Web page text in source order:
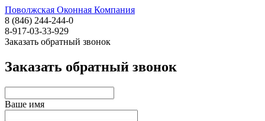
Поволжская Оконная Компания
8 (846) 244-244-0
8-917-03-33-929
Заказать обратный звонок
Заказать обратный звонок
Ваше имя